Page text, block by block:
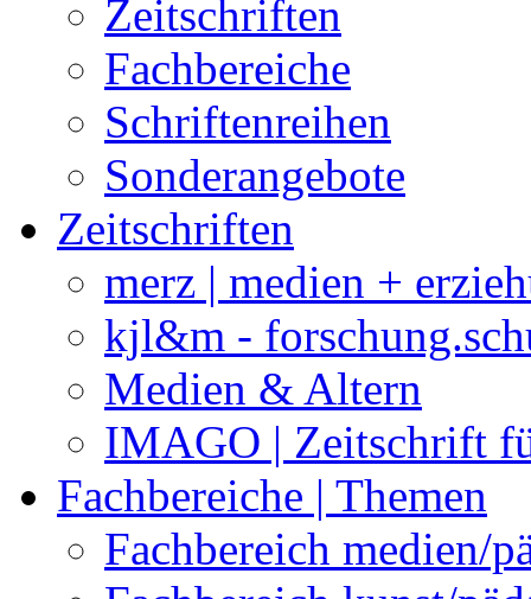
Zeitschriften
Fachbereiche
Schriftenreihen
Sonderangebote
Zeitschriften
merz | medien +
kjl&m -
Medien & Altern
IMAGO | Zeitschrift
Fachbereiche | Themen
Fachbereich medien/